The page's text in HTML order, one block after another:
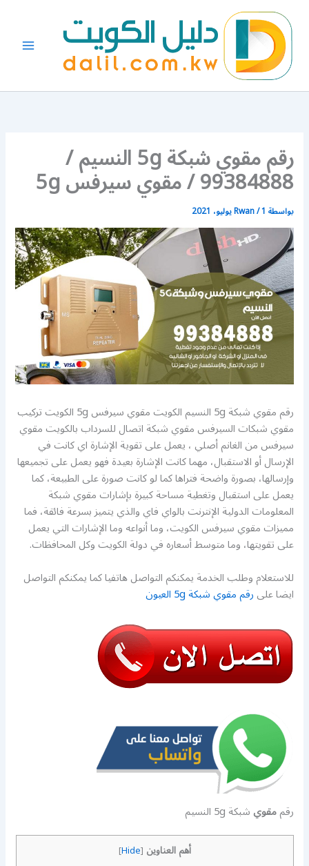
المحتوى
رقم مقوي شبكة 5g النسيم /
99384888 / مقوي سيرفس 5g
بواسطة Rwan/1 يوليو، 2021
رقم مقوي شبكة 5g النسيم الكويت مقوي سيرفس 5g الكويت تركيب
مقوي شبكات السيرفس مقوي شبكة اتصال للسرداب بالكويت مقوي
سيرفس من الغانم أصلي ، يعمل على تقوية الإشارة اي كانت في
الإرسال أو الاستقبال، مهما كانت الإشارة بعيدة فهو يعمل على تجميعها
وإرسالها، بصورة واضحة فتراها كما لو كانت صورة على الطبيعة، كما
يعمل على استقبال وتغطية مساحة كبيرة بإشارات مقوي شبكة
المعلومات الدولية الإنترنت بالواي فاي والذي يتميز بسرعة فائقة، فما
مميزات مقوي سيرفس الكويت، وما أنواعه وما الإشارات التي يعمل
على تقويتها، وما متوسط أسعاره في دولة الكويت وكل المحافظات.
للاستعلام وطلب الخدمة يمكنكم التواصل هاتفيا كما يمكنكم التواصل
ايضا علىرقم مقوي شبكة 5g العيون
رقممقويشبكة 5g النسيم
أهم العناوين [
Hide
]